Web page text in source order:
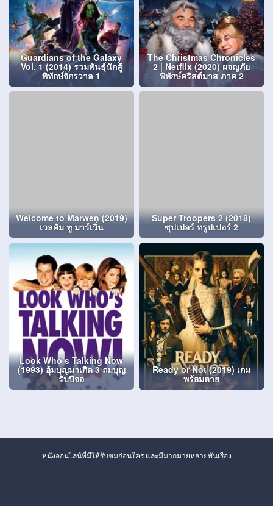
Guardians of the Galaxy
Vol. 1 (2014) รวมพันธุ์นักสู้
พิทักษ์จักรวาล 1
The Christmas Chronicles
2 | Netflix (2020) ผจญภัย
พิทักษ์คริสต์มาส ภาค 2
Welcome to Marwen (2019)
เวลคัม ทู มาร์เวิ่น
Super Troopers 2 (2018)
ซุปเปอร์ ทรูปเปอร์ 2
Look Who’s Talking Now
(1993) อุ้มบุญมาเกิด 3 ถมบุญ
รับปีจอ
Ready or Not (2019) เกม
พร้อมตาย
หนังออนไลน์ที่มีให้รับชมก่อนใคร และมีมากมายหลายพันเรื่อง